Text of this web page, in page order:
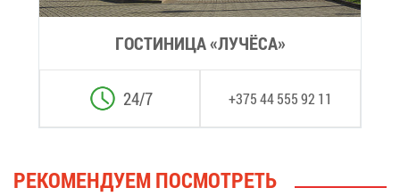
ГО­СТИ­НИ­ЦА «ЛУ­ЧЁ­СА»
+375 44 555 92 11
24/7
РЕ­КО­МЕН­ДУ­ЕМ ПО­СМОТ­РЕТЬ